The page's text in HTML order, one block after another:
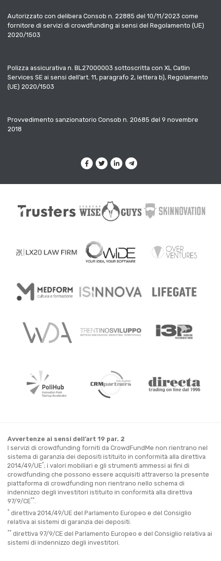
Autorizzato con delibera Consob n. 22885 del 10/11/2023 come
fornitore di servizi di crowdfunding ai sensi del Regolamento (UE)
2020/1503
Polizza assicurativa n. BL27000003 sottoscritta con XL Catlin
Services SE ai sensi dell’art. 11, paragrafo 2, lettera b), Regolamento
(UE) 2020/1503
Provvedimento sanzionatorio Consob n. 20685 del 9 novembre
2018
Avvertenze ai sensi dell’art 19 par. 2
I servizi di crowdfunding forniti da CrowdFundMe non rientrano nel
sistema di garanzia dei depositi istituito in conformità alla direttiva
2014/49/UE*; i valori mobiliari e gli strumenti ammessi ai fini di
crowdfunding che possono essere acquisiti attraverso la presente
piattaforma di crowdfunding non rientrano nello schema di
indennizzo degli investitori istituito in conformità alla direttiva
97/9/CE**
* direttiva 2014/49/UE del Parlamento Europeo e del Consiglio
relativa ai sistemi di garanzia dei depositi.
** direttiva 97/9/CE del Parlamento Europeo e del Consiglio relativa ai
sistemi di indennizzo degli investitori.